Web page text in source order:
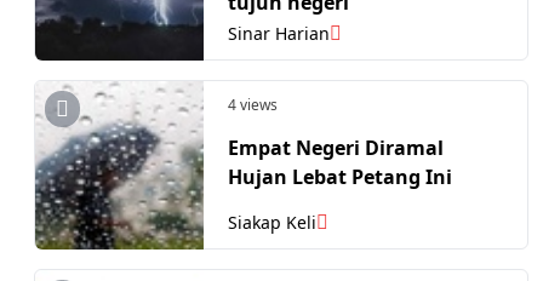
Sinar Harian
4 views
Empat Negeri Diramal
Hujan Lebat Petang Ini
Siakap Keli